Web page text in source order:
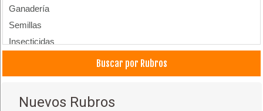
Ganadería
Semillas
Insecticidas
Buscar por Rubros
Nuevos Rubros